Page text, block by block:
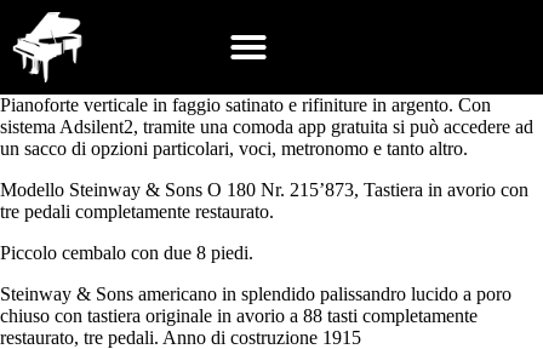
Pianoforte verticale in faggio satinato e rifiniture in argento. Con
sistema Adsilent2, tramite una comoda app gratuita si può accedere ad
un sacco di opzioni particolari, voci, metronomo e tanto altro.
Modello Steinway & Sons O 180 Nr. 215’873, Tastiera in avorio con
tre pedali completamente restaurato.
Piccolo cembalo con due 8 piedi.
Steinway & Sons americano in splendido palissandro lucido a poro
chiuso con tastiera originale in avorio a 88 tasti completamente
restaurato, tre pedali. Anno di costruzione 1915